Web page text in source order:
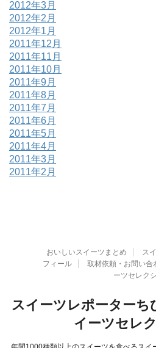
2012年3月
2012年2月
2012年1月
2011年12月
2011年11月
2011年10月
2011年9月
2011年8月
2011年7月
2011年6月
2011年5月
2011年4月
2011年3月
2011年2月
おいしいスイーツまとめ
ス
フィール
取材依頼・お問い合
ーツセレク
スイーツレポーターち
イーツセレ